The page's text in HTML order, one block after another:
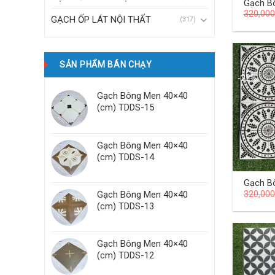
GẠCH ỐP LÁT NỘI THẤT (317)
SẢN PHẨM BÁN CHẠY
Gạch Bông Men 40×40
(cm) TDDS-15
Gạch Bông Men 40×40
(cm) TDDS-14
Gạch Bông Men 40×40
(cm) TDDS-13
Gạch Bông Men 40×40
(cm) TDDS-12
Gạch
(cm)
320,000
-22%
Gạch
(cm)
320,000